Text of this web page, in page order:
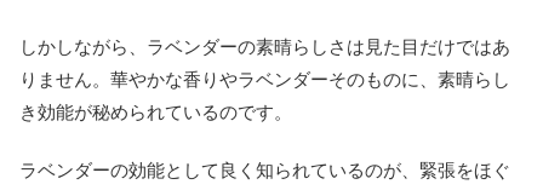
しかしながら、ラベンダーの素晴らしさは見た目だけではあ
りません。華やかな香りやラベンダーそのものに、素晴らし
き効能が秘められているのです。
ラベンダーの効能として良く知られているのが、緊張をほぐ